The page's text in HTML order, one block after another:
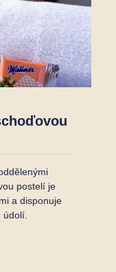
postelí je
a disponuje